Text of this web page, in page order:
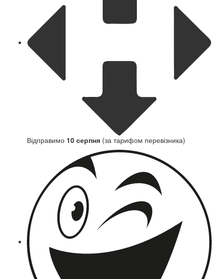
Відправимо 10 серпня (за тарифом перевізника)